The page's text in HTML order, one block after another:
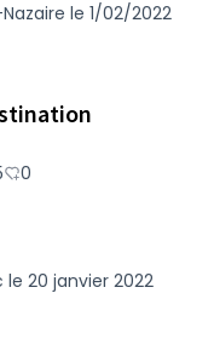
le 1/02/2022
0
20 janvier 2022